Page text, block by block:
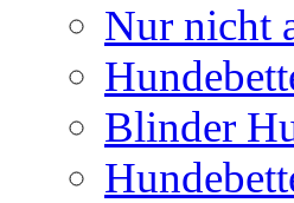
Nur nicht
Blinder